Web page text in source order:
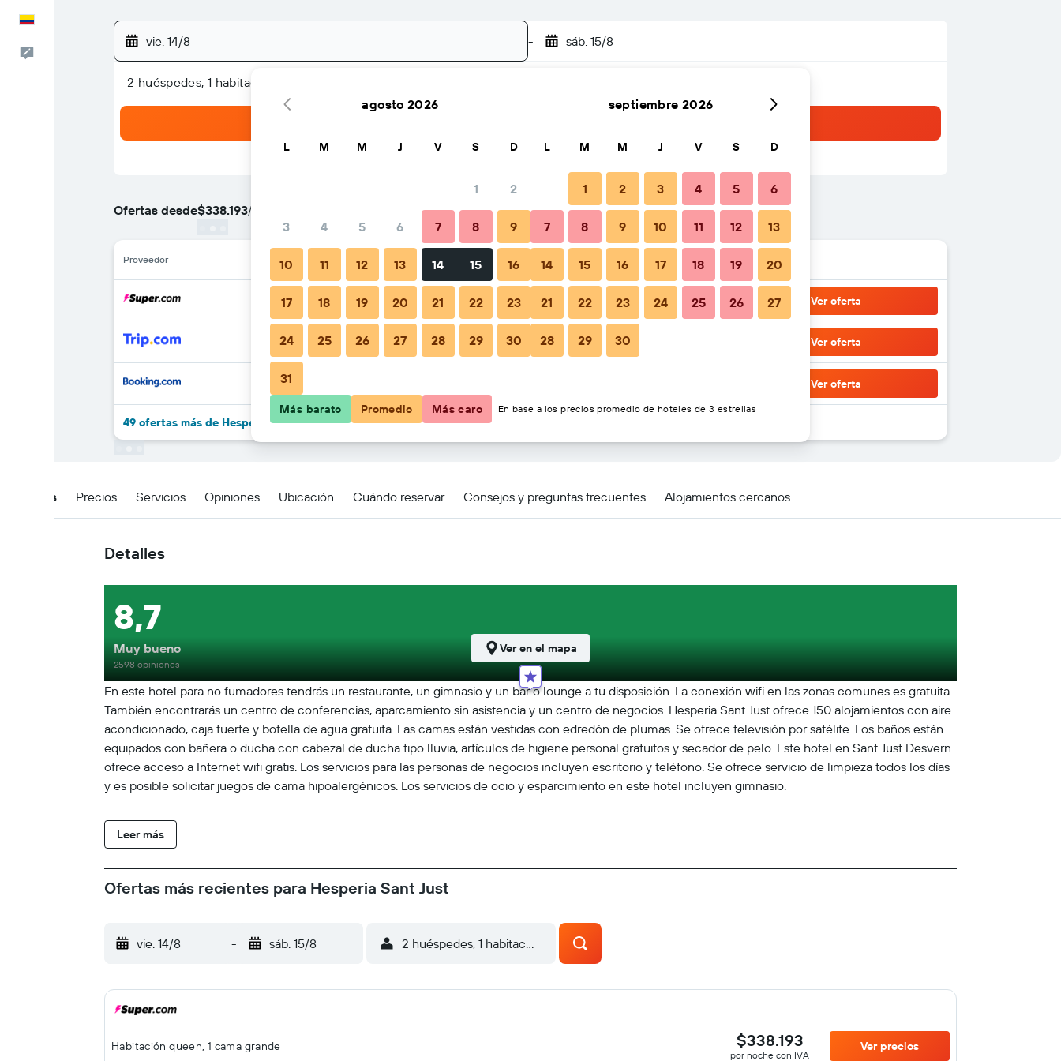
Comentarios
vie. 14/8 - sáb. 15/8
2 huéspedes, 1 habitación
Ofertas desde$338.193/ Oferta más barata de precio por noche
Proveedor Total noche
$338.193 Ver oferta
$364.385 Ver oferta
Ver oferta
49 ofertas más de Hesperia Sant Just
Detalles Precios Servicios Opiniones Ubicación Cuándo reservar Consejos y preguntas frecuentes Alojamientos cercanos
Detalles
En este hotel para no fumadores tendrás un restaurante, un gimnasio y un bar o lounge a tu disposición. La conexión wifi en las zonas comunes es gratuita.
También encontrarás un centro de conferencias, aparcamiento sin asistencia y un centro de negocios. Hesperia Sant Just ofrece 150 alojamientos con aire
acondicionado, caja fuerte y botella de agua gratuita. Las camas están vestidas con edredón de plumas. Se ofrece televisión por satélite. Los baños están
equipados con bañera o ducha con cabezal de ducha tipo lluvia, artículos de higiene personal gratuitos y secador de pelo. Este hotel en Sant Just Desvern
ofrece acceso a Internet wifi gratis. Los servicios para las personas de negocios incluyen escritorio y teléfono. Se ofrece servicio de limpieza todos los días
y es posible solicitar juegos de cama hipoalergénicos. Los servicios de ocio y esparcimiento en este hotel incluyen gimnasio.
Leer más
8,7
Muy bueno
2598 opiniones
Ver en el mapa
Ofertas más recientes para Hesperia Sant Just
vie. 14/8 - sáb. 15/8 2 huéspedes, 1 habitación
Habitación queen, 1 cama grande $338.193
por noche con IVA
Ver precios
agosto 2026
L M M J V S D
1 2
3 4 5 6 7 8 9
10 11 12 13 14 15 16
17 18 19 20 21 22 23
24 25 26 27 28 29 30
31
septiembre 2026
L M M J V S D
1 2 3 4 5 6
7 8 9 10 11 12 13
14 15 16 17 18 19 20
21 22 23 24 25 26 27
28 29 30
Más barato Promedio Más caro En base a los precios promedio de hoteles de 3 estrellas